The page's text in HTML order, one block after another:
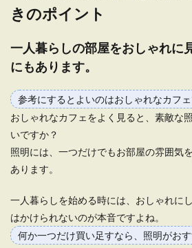
きのポイント
一人暮らしの部屋をおしゃれに
にもあります。
参考にするとよいのはおしゃれなカフェ
おしゃれなカフェをよく見ると、素敵な
いですか？
照明には、一つだけでもお部屋の雰囲気
あります。
一人暮らしを始める時には、おしゃれに
はかけられないのが本音ですよね。
何か一つだけ買い足すなら、照明がおす